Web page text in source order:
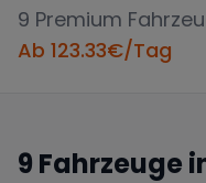
9 Premium
Ab 123.33€/Tag
9 Fahrzeuge